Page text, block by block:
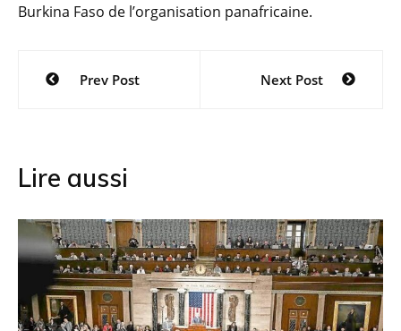
Burkina Faso de l’organisation panafricaine.
Navigation
Prev Post Next Post
Lire aussi